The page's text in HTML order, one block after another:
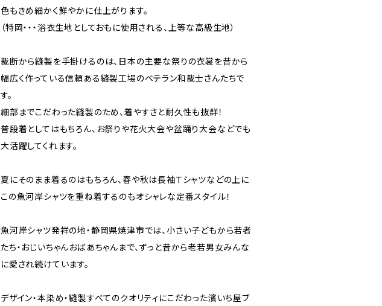
色もきめ細かく鮮やかに仕上がります。
（特岡・・・浴衣生地としておもに使用される、上等な高級生地）
裁断から縫製を手掛けるのは、日本の主要な祭りの衣裳を昔から
幅広く作っている信頼ある縫製工場のベテラン和裁士さんたちで
す。
細部までこだわった縫製のため、着やすさと耐久性も抜群！
普段着としてはもちろん、お祭りや花火大会や盆踊り大会などでも
大活躍してくれます。
夏にそのまま着るのはもちろん、春や秋は長袖Ｔシャツなどの上に
この魚河岸シャツを重ね着するのもオシャレな定番スタイル！
魚河岸シャツ発祥の地・静岡県焼津市では、小さい子どもから若者
たち・おじいちゃんおばあちゃんまで、ずっと昔から老若男女みんな
に愛され続けています。
デザイン・本染め・縫製すべてのクオリティにこだわった濱いち屋ブ